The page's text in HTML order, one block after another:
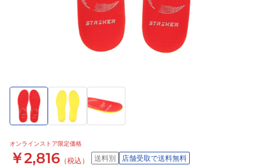
オンラインストア限定価格
￥2,816 （税込） 送料別 店舗受取で送料無料